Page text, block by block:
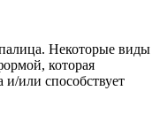
Некоторые виды
которая
и/или способствует